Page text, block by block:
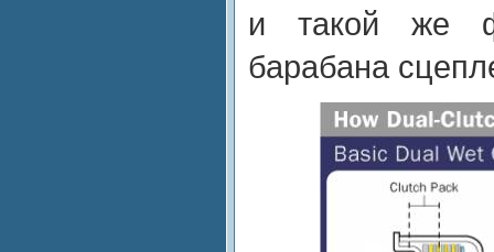
и такой же
барабана